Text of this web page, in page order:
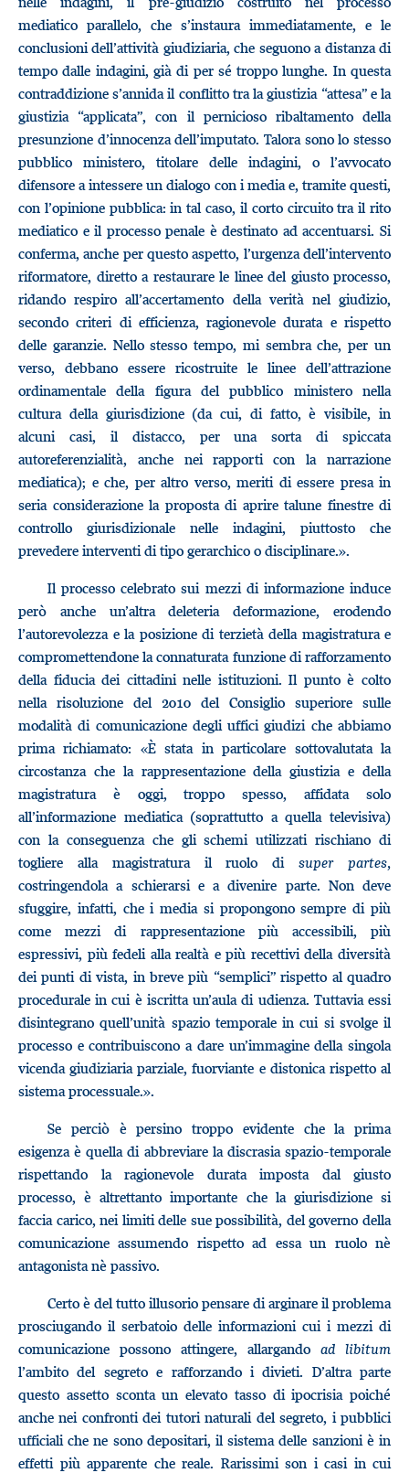
mediatico parallelo, che s’instaura immediatamente, e le
conclusioni dell’attività giudiziaria, che seguono a distanza di
tempo dalle indagini, già di per sé troppo lunghe. In questa
contraddizione s’annida il conflitto tra la giustizia “attesa” e la
giustizia “applicata”, con il pernicioso ribaltamento della
presunzione d’innocenza dell’imputato. Talora sono lo stesso
pubblico ministero, titolare delle indagini, o l’avvocato
difensore a intessere un dialogo con i media e, tramite questi,
con l’opinione pubblica: in tal caso, il corto circuito tra il rito
mediatico e il processo penale è destinato ad accentuarsi. Si
conferma, anche per questo aspetto, l’urgenza dell’intervento
riformatore, diretto a restaurare le linee del giusto processo,
ridando respiro all’accertamento della verità nel giudizio,
secondo criteri di efficienza, ragionevole durata e rispetto
delle garanzie. Nello stesso tempo, mi sembra che, per un
verso, debbano essere ricostruite le linee dell’attrazione
ordinamentale della figura del pubblico ministero nella
cultura della giurisdizione (da cui, di fatto, è visibile, in
alcuni casi, il distacco, per una sorta di spiccata
autoreferenzialità, anche nei rapporti con la narrazione
mediatica); e che, per altro verso, meriti di essere presa in
seria considerazione la proposta di aprire talune finestre di
controllo giurisdizionale nelle indagini, piuttosto che
prevedere interventi di tipo gerarchico o disciplinare.».
Il processo celebrato sui mezzi di informazione induce
però anche un’altra deleteria deformazione, erodendo
l’autorevolezza e la posizione di terzietà della magistratura e
compromettendone la connaturata funzione di rafforzamento
della fiducia dei cittadini nelle istituzioni. Il punto è colto
nella risoluzione del 2010 del Consiglio superiore sulle
modalità di comunicazione degli uffici giudizi che abbiamo
prima richiamato: «È stata in particolare sottovalutata la
circostanza che la rappresentazione della giustizia e della
magistratura è oggi, troppo spesso, affidata solo
all’informazione mediatica (soprattutto a quella televisiva)
con la conseguenza che gli schemi utilizzati rischiano di
togliere alla magistratura il ruolo disuper partes,
costringendola a schierarsi e a divenire parte. Non deve
sfuggire, infatti, che i media si propongono sempre di più
come mezzi di rappresentazione più accessibili, più
espressivi, più fedeli alla realtà e più recettivi della diversità
dei punti di vista, in breve più “semplici” rispetto al quadro
procedurale in cui è iscritta un’aula di udienza. Tuttavia essi
disintegrano quell’unità spazio temporale in cui si svolge il
processo e contribuiscono a dare un’immagine della singola
vicenda giudiziaria parziale, fuorviante e distonica rispetto al
sistema processuale.».
Se perciò è persino troppo evidente che la prima
esigenza è quella di abbreviare la discrasia spazio-temporale
rispettando la ragionevole durata imposta dal giusto
processo, è altrettanto importante che la giurisdizione si
faccia carico, nei limiti delle sue possibilità, del governo della
comunicazione assumendo rispetto ad essa un ruolo nè
antagonista nè passivo.
Certo è del tutto illusorio pensare di arginare il problema
prosciugando il serbatoio delle informazioni cui i mezzi di
comunicazione possono attingere, allargando ad libitum
l’ambito del segreto e rafforzando i divieti. D’altra parte
questo assetto sconta un elevato tasso di ipocrisia poiché
anche nei confronti dei tutori naturali del segreto, i pubblici
ufficiali che ne sono depositari, il sistema delle sanzioni è in
effetti più apparente che reale. Rarissimi son i casi in cui